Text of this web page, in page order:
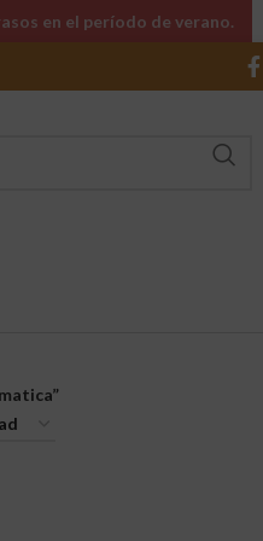
en el período de verano.